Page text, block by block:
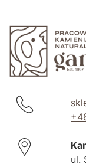
ul.